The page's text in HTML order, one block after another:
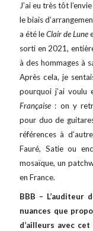
J’ai eu très tôt
le biais
a été leClair de Lune
sorti en 2021,
à des hommages à
Après cela, je
pourquoi j’ai voulu
Française: on y
pour duo de
références à
Fauré, Satie ou
mosaïque, un
en France.
BBB – L’auditeur
nuances que
d’ailleurs avec